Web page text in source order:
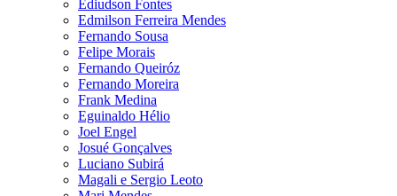
Ediudson Fontes
Edmilson Ferreira Mendes
Fernando Sousa
Felipe Morais
Fernando Queiróz
Fernando Moreira
Frank Medina
Eguinaldo Hélio
Joel Engel
Josué Gonçalves
Luciano Subirá
Magali e Sergio Leoto